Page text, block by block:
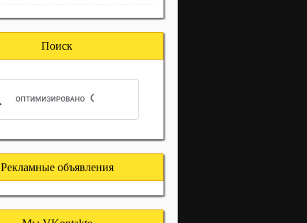
Поиск
Рекламные объявления